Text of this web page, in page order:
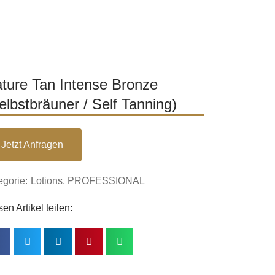
Tan Intense Bronze
/ Self Tanning)
Jetzt Anfragen
Lotions, PROFESSIONAL
Artikel teilen: